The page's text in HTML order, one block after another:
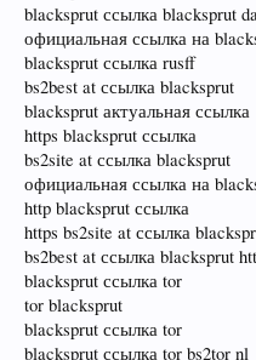
blacksprut ссылка blacksprut
официальная ссылка на
blacksprut ссылка rusff
bs2best at ссылка blacksprut
blacksprut актуальная ссылка
https blacksprut ссылка
bs2site at ссылка blacksprut
официальная ссылка на
http blacksprut ссылка
https bs2site at ссылка
bs2best at ссылка blacksprut
blacksprut ссылка tor
tor blacksprut
blacksprut ссылка tor
blacksprut ссылка tor bs2tor nl